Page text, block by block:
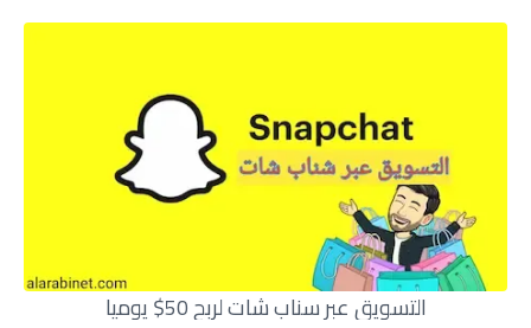
التسويق عبر سناب شات لربح 50$ يوميا